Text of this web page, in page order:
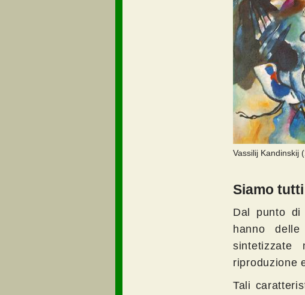
Vassilij Kandinskij
Siamo
Dal punto di
hanno
sintetizzate
riproduzione
Tali